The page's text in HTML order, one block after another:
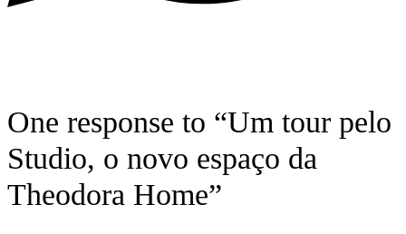
One response to “Um tour pelo
Studio, o novo espaço da
Theodora Home”